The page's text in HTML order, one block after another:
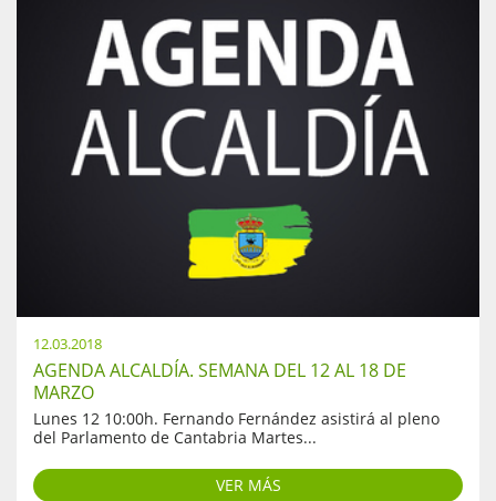
12.03.2018
AGENDA ALCALDÍA. SEMANA DEL 12 AL 18 DE
MARZO
Lunes 12 10:00h. Fernando Fernández asistirá al pleno
del Parlamento de Cantabria Martes...
VER MÁS